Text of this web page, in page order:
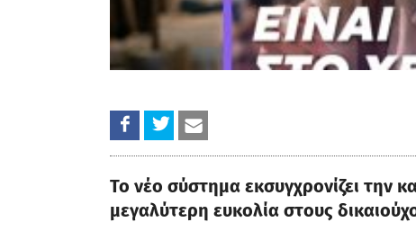
Το νέο σύστημα εκσυγχρονίζει την
μεγαλύτερη ευκολία στους